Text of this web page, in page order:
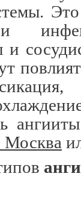
Это
Москва